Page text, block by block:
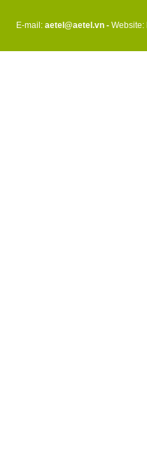
E-mail: aetel@aetel.vn - Website: